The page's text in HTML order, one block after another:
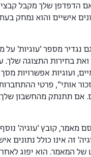
הדפדפן שלך מקבל קבצי
אישיים והוא נמחק
נגדיר מספר 'עוגיות' על
בחירות התצוגה שלך.
ועוגיות אפשרויות
אותי", פרטי ההתחברות
אם תתנתק מהחשבון שלך,
מאמר, קובץ 'עוגיה'
זה אינו כולל נתונים
של המאמר. הוא יפוג